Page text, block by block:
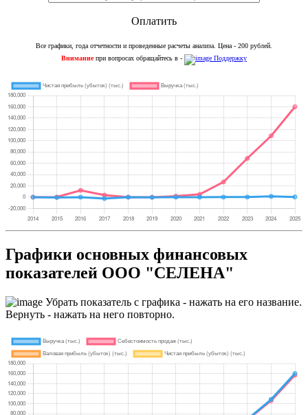
Оплатить
Все графики, года отчетности и проведенные расчеты анализа. Цена - 200 рублей.
Внимание при вопросах обращайтесь в - Поддержку
Графики основных финансовых
показателей ООО "СЕЛЕНА"
Убрать показатель с графика - нажать на его название.
Вернуть - нажать на него повторно.